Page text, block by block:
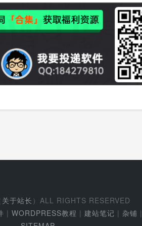
关于站长 ）ALL RIGHTS RESERVED
| WORDPRESS教程 | 建站笔记 | 杂铺 |